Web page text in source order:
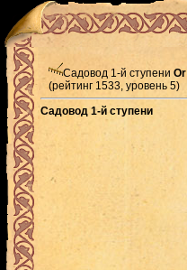
Садовод 1-й ступени Or
(рейтинг 1533, уровень 5)
Садовод 1-й ступени